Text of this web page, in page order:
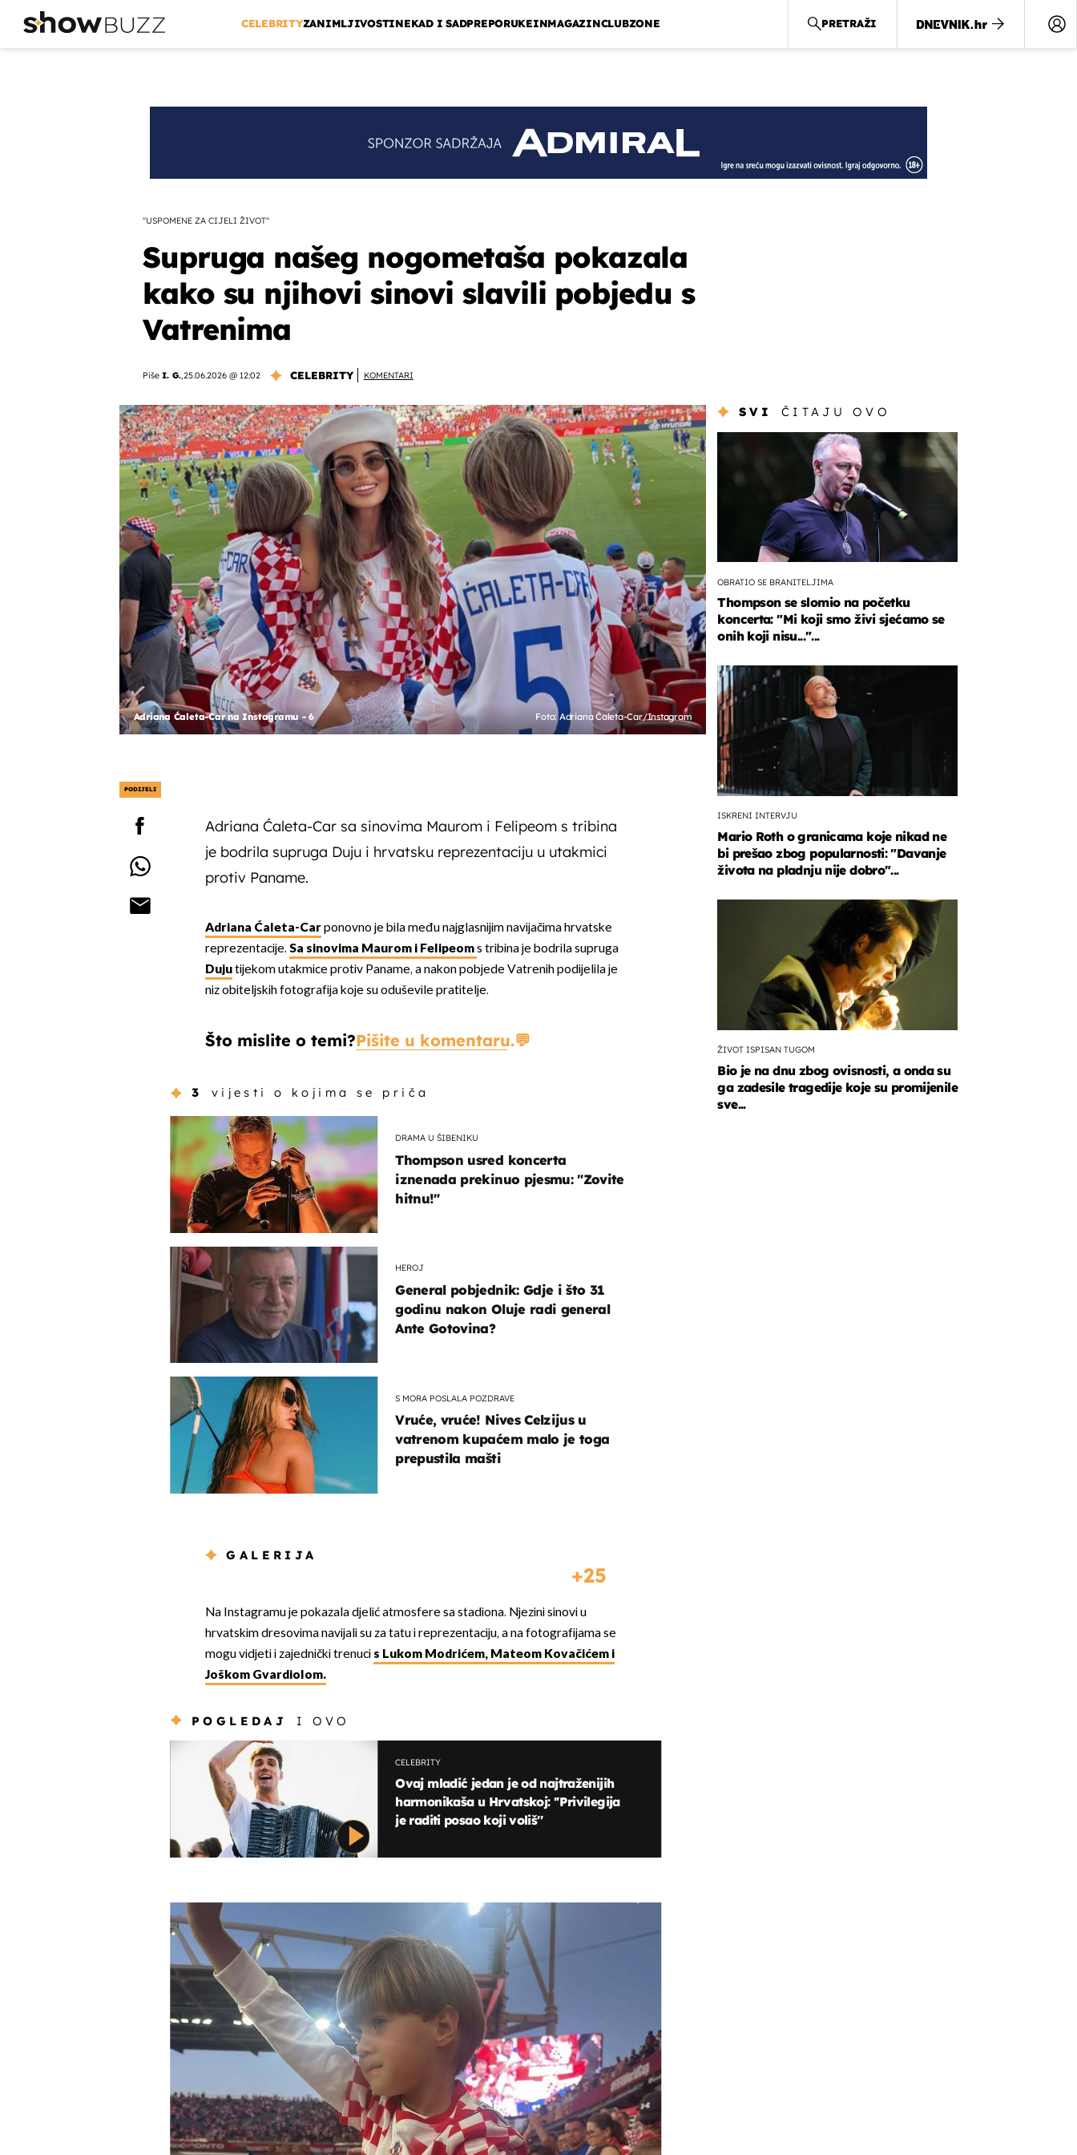
CELEBRITYZANIMLJIVOSTINEKAD I SADPREPORUKEINMAGAZINCLUBZONE PRETRAŽI
"USPOMENE ZA CIJELI ŽIVOT"
Supruga našeg nogometaša pokazala
kako su njihovi sinovi slavili pobjedu s
Vatrenima
Piše I. G.,25.06.2026 @ 12:02 CELEBRITY KOMENTARI
Adriana Ćaleta-Car na Instagramu - 6 Foto: Adriana Ćaleta-Car/Instagram
PODIJELI
Adriana Ćaleta-Car sa sinovima Maurom i Felipeom s tribina
je bodrila supruga Duju i hrvatsku reprezentaciju u utakmici
protiv Paname.
Adriana Ćaleta-Carponovno je bila među najglasnijim navijačima hrvatske
reprezentacije. Sa sinovima Maurom i Felipeoms tribina je bodrila supruga
Dujutijekom utakmice protiv Paname, a nakon pobjede Vatrenih podijelila je
niz obiteljskih fotografija koje su oduševile pratitelje.
Što mislite o temi?Pišite u komentaru.
3 vijesti o kojima se priča
DRAMA U ŠIBENIKU
Thompson usred koncerta
iznenada prekinuo pjesmu: "Zovite
hitnu!"
HEROJ
General pobjednik: Gdje i što 31
godinu nakon Oluje radi general
Ante Gotovina?
S MORA POSLALA POZDRAVE
Vruće, vruće! Nives Celzijus u
vatrenom kupaćem malo je toga
prepustila mašti
GALERIJA
25
Na Instagramu je pokazala djelić atmosfere sa stadiona. Njezini sinovi u
hrvatskim dresovima navijali su za tatu i reprezentaciju, a na fotografijama se
mogu vidjeti i zajednički trenuci s Lukom Modrićem, Mateom Kovačićem i
Joškom Gvardiolom.
POGLEDAJ I OVO
CELEBRITY
Ovaj mladić jedan je od najtraženijih
harmonikaša u Hrvatskoj: ''Privilegija
je raditi posao koji voliš''
SVI ČITAJU OVO
OBRATIO SE BRANITELJIMA
Thompson se slomio na početku
koncerta: "Mi koji smo živi sjećamo se
onih koji nisu..."...
ISKRENI INTERVJU
Mario Roth o granicama koje nikad ne
bi prešao zbog popularnosti: "Davanje
života na pladnju nije dobro"...
ŽIVOT ISPISAN TUGOM
Bio je na dnu zbog ovisnosti, a onda su
ga zadesile tragedije koje su promijenile
sve...
OMOGUĆI OBAVIJESTI